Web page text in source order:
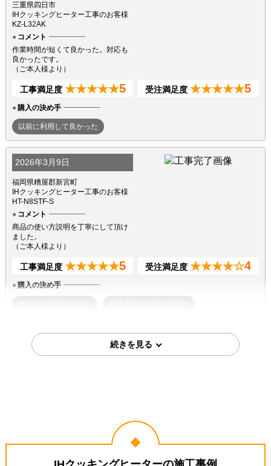
三重県四日市
IHクッキングヒーター工事のお客様
KZ-L32AK
コメント
作業時間が短くて良かった。対応も
良かったです。
（ご本人様より）
工事満足度 ★★★★★5 受注満足度 ★★★★★5
購入の決め手
以前に利用して良かった
2026年3月9日
福岡県糟屋郡新宮町
IHクッキングヒーター工事のお客様
HT-N8STF-S
コメント
商品の使い方説明を丁寧にして頂け
ました。
（ご本人様より）
工事満足度 ★★★★★5 受注満足度 ★★★★☆4
購入の決め手
工事自体が、短時間で早く終わりま
した。 また、担当の方が丁寧な仕事
ぶりでした。